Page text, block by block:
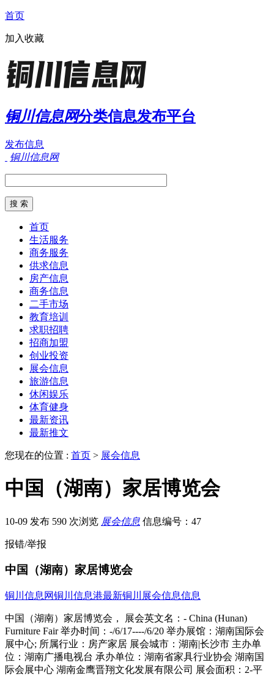
首页
加入收藏
铜川信息网分类信息发布平台
发布信息
铜川信息网
首页
生活服务
商务服务
供求信息
房产信息
商务信息
二手市场
教育培训
求职招聘
招商加盟
创业投资
展会信息
旅游信息
休闲娱乐
体育健身
最新资讯
最新推文
您现在的位置 : 首页 > 展会信息
中国（湖南）家居博览会
10-09 发布 590 次浏览 展会信息 信息编号：47
报错/举报
中国（湖南）家居博览会
铜川信息网铜川信息港最新铜川展会信息信息
中国（湖南）家居博览会， 展会英文名：- China (Hunan)
Furniture Fair 举办时间：-/6/17----/6/20 举办展馆：湖南国际会
展中心; 所属行业：房产家居 展会城市：湖南|长沙市 主办单
位：湖南广播电视台 承办单位：湖南省家具行业协会 湖南国
际会展中心 湖南金鹰晋翔文化发展有限公司 展会面积：2-平